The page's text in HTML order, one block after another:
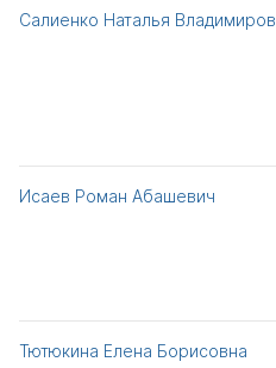
Салиенко Наталья
Исаев Роман Абашевич
Тютюкина Елена Борисовна